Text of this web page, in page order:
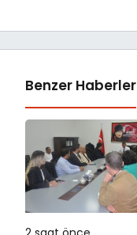
Benzer Haberler